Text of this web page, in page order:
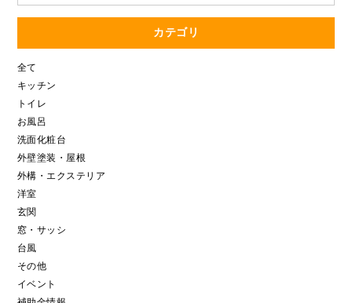
カテゴリ
全て
キッチン
トイレ
お風呂
洗面化粧台
外壁塗装・屋根
外構・エクステリア
洋室
玄関
窓・サッシ
台風
その他
イベント